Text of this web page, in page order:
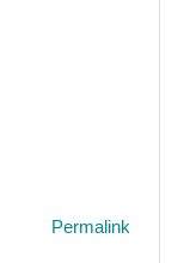
Permalink